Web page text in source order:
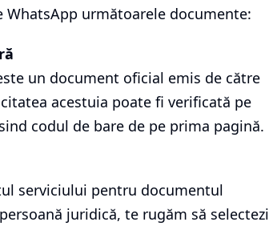
următoarele documente:
un document oficial emis de către
acestuia poate fi verificată pe
codul de bare de pe prima pagină.
serviciului pentru documentul
juridică, te rugăm să selectezi